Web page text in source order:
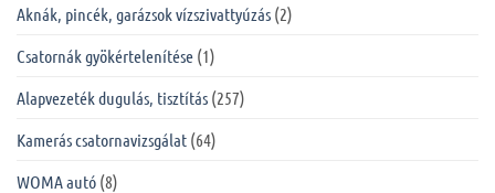
Aknák, pincék, garázsok vízszivattyúzás (2)
Csatornák gyökértelenítése (1)
Alapvezeték dugulás, tisztítás (257)
Kamerás csatornavizsgálat (64)
WOMA autó (8)